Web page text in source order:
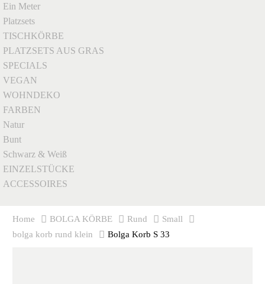
Ein Meter
Platzsets
TISCHKÖRBE
PLATZSETS AUS GRAS
SPECIALS
VEGAN
WOHNDEKO
FARBEN
Natur
Bunt
Schwarz & Weiß
EINZELSTÜCKE
ACCESSOIRES
Home BOLGA KÖRBE Rund
Small
bolga korb rund klein
Bolga Korb S 33